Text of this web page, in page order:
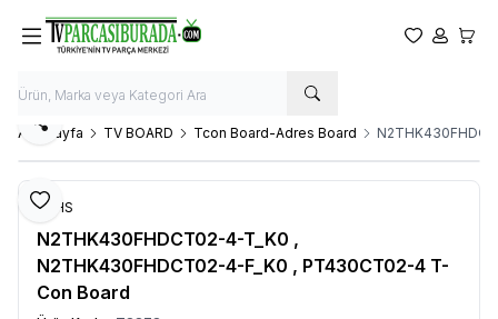
Favorilerim
Hesabım
Ana Sayfa TV BOARD Tcon Board-Adres Board
Favoriye Ekle
Paylaş
RoHS
N2THK430FHDCT02-4-T_K0 ,
N2THK430FHDCT02-4-F_K0 , PT430CT02-4 T-
Con Board